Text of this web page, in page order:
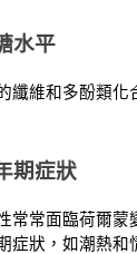
水平
纖維和多酚類
期症狀
常常面臨荷爾蒙
症狀，如潮熱和